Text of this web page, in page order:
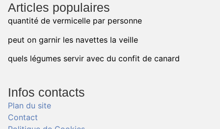
Articles populaires
quantité de vermicelle par personne
peut on garnir les navettes la veille
quels légumes servir avec du confit de canard
Infos contacts
Plan du site
Contact